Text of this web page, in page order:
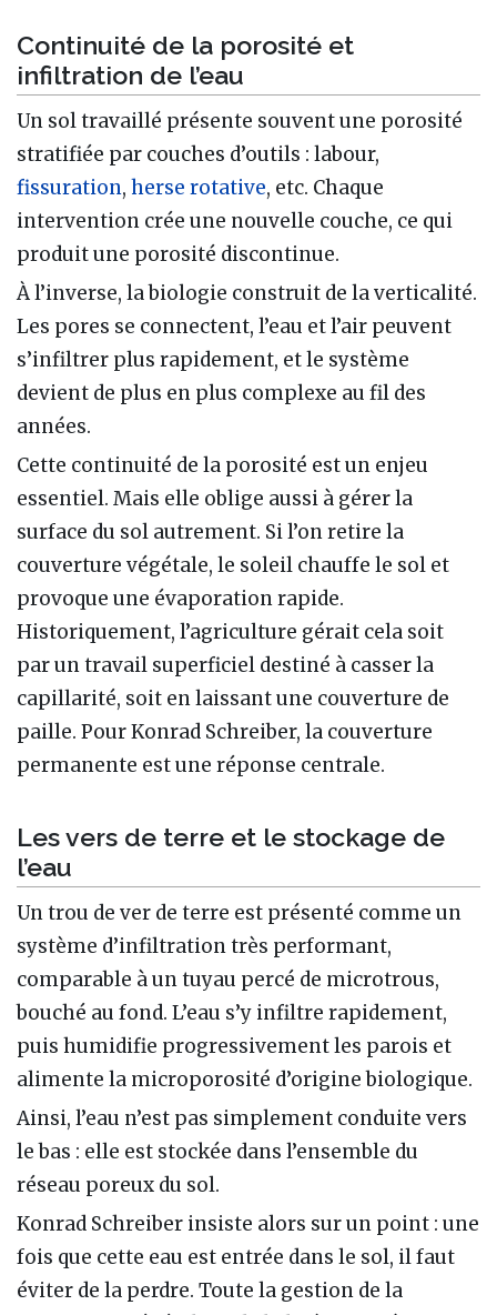
Continuité de la porosité et
infiltration de l’eau
Un sol travaillé présente souvent une porosité
stratifiée par couches d’outils : labour,
fissuration, herse rotative, etc. Chaque
intervention crée une nouvelle couche, ce qui
produit une porosité discontinue.
À l’inverse, la biologie construit de la verticalité.
Les pores se connectent, l’eau et l’air peuvent
s’infiltrer plus rapidement, et le système
devient de plus en plus complexe au fil des
années.
Cette continuité de la porosité est un enjeu
essentiel. Mais elle oblige aussi à gérer la
surface du sol autrement. Si l’on retire la
couverture végétale, le soleil chauffe le sol et
provoque une évaporation rapide.
Historiquement, l’agriculture gérait cela soit
par un travail superficiel destiné à casser la
capillarité, soit en laissant une couverture de
paille. Pour Konrad Schreiber, la couverture
permanente est une réponse centrale.
Les vers de terre et le stockage de
l’eau
Un trou de ver de terre est présenté comme un
système d’infiltration très performant,
comparable à un tuyau percé de microtrous,
bouché au fond. L’eau s’y infiltre rapidement,
puis humidifie progressivement les parois et
alimente la microporosité d’origine biologique.
Ainsi, l’eau n’est pas simplement conduite vers
le bas : elle est stockée dans l’ensemble du
réseau poreux du sol.
Konrad Schreiber insiste alors sur un point : une
fois que cette eau est entrée dans le sol, il faut
éviter de la perdre. Toute la gestion de la